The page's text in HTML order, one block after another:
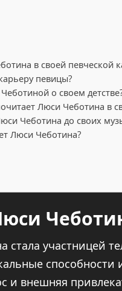
в своей певческой
певицы?
о своем
Люси Чеботина в
Чеботина до своих
Люси Чеботина?
участницей
способности
и внешняя